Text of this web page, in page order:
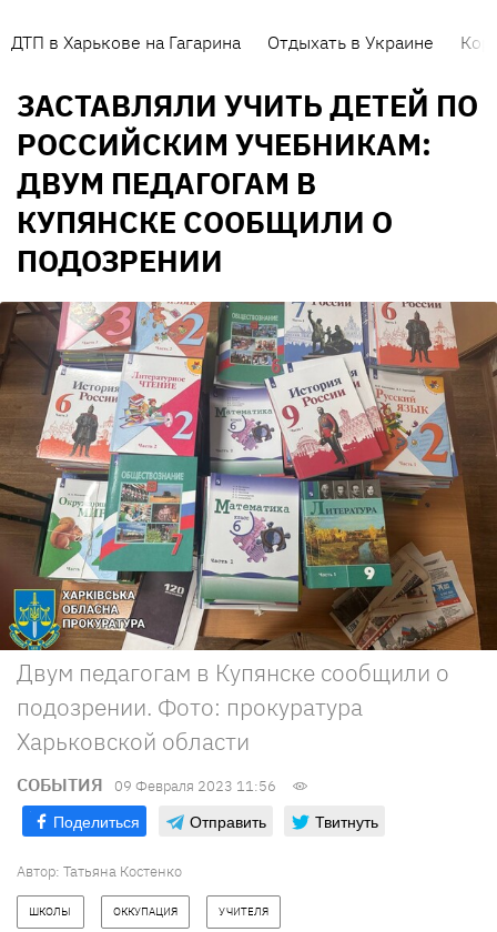
ДТП в Харькове на Гагарина Отдыхать в Украине
ЗАСТАВЛЯЛИ УЧИТЬ ДЕТЕЙ ПО
РОССИЙСКИМ УЧЕБНИКАМ:
ДВУМ ПЕДАГОГАМ В
КУПЯНСКЕ СООБЩИЛИ О
ПОДОЗРЕНИИ
Двум педагогам в Купянске сообщили о
подозрении. Фото: прокуратура
Харьковской области
СОБЫТИЯ 09 Февраля 2023 11:56
Поделиться Отправить Твитнуть
Автор: Татьяна Костенко
ШКОЛЫ ОККУПАЦИЯ УЧИТЕЛЯ